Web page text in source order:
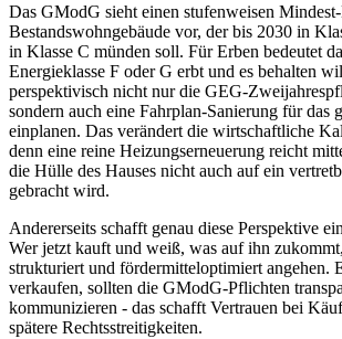
Das GModG sieht einen stufenweisen
Bestandswohngebäude vor, der bis 2030 in
in Klasse C münden soll. Für Erben bedeutet
Energieklasse F oder G erbt und es behalten
perspektivisch nicht nur die GEG-
sondern auch eine Fahrplan-Sanierung für das
einplanen. Das verändert die wirtschaftliche
denn eine reine Heizungserneuerung reicht
die Hülle des Hauses nicht auch auf ein
gebracht wird.
Andererseits schafft genau diese Perspektive
Wer jetzt kauft und weiß, was auf ihn
strukturiert und fördermitteloptimiert angehen.
verkaufen, sollten die GModG-Pflichten
kommunizieren - das schafft Vertrauen bei
spätere Rechtsstreitigkeiten.